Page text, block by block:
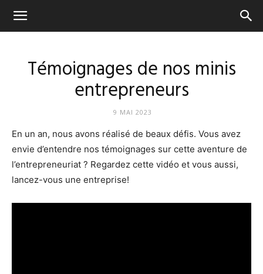
Témoignages de nos minis
entrepreneurs
9 MAI 2023
En un an, nous avons réalisé de beaux défis. Vous avez
envie d’entendre nos témoignages sur cette aventure de
l’entrepreneuriat ? Regardez cette vidéo et vous aussi,
lancez-vous une entreprise!